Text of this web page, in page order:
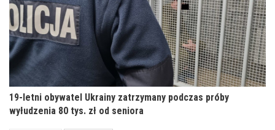
19-letni obywatel Ukrainy zatrzymany podczas próby
wyłudzenia 80 tys. zł od seniora